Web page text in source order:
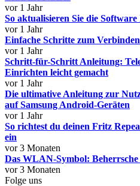
vor 1 Jahr
So aktualisieren Sie die
vor 1 Jahr
Einfache Schritte zum
vor 1 Jahr
Schritt-für-Schritt Anleitung:
Einrichten leicht gemacht
vor 1 Jahr
Die ultimative Anleitung zur
auf Samsung Android-Geräten
vor 1 Jahr
So richtest du deinen Fritz
ein
vor 3 Monaten
Das WLAN-Symbol:
vor 3 Monaten
Folge uns